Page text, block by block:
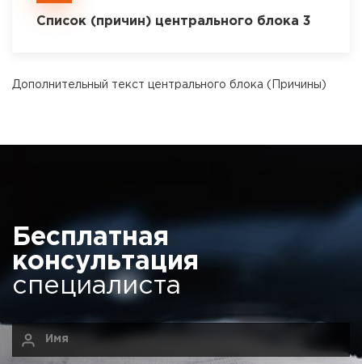
Список (причин) центрального блока 3
Дополнительный текст центрального блока (Причины)
Бесплатная
консультация
специалиста